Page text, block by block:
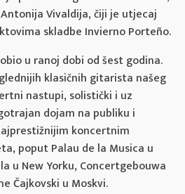
Vivaldija, čiji je utjecaj
skladbe Invierno Porteño.
u ranoj dobi od šest godina.
klasičnih gitarista našeg
nastupi, solistički i uz
dojam na publiku i
koncertnim
poput Palau de la Musica u
u New Yorku, Concertgebouwa
Čajkovski u Moskvi.